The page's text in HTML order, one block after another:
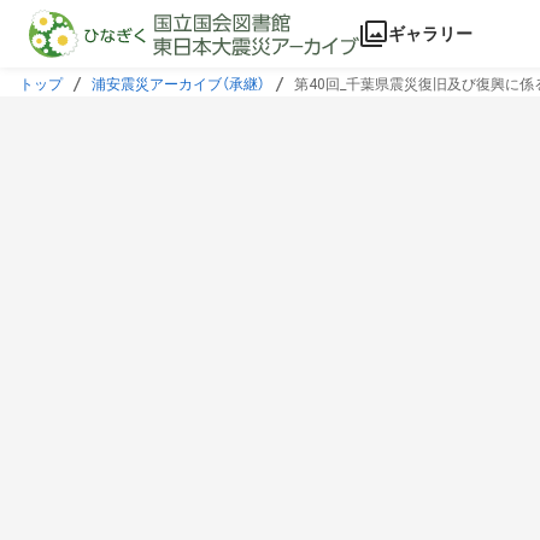
本文に飛ぶ
ギャラリー
トップ 浦安震災アーカイブ（承継） 第40回_千葉県震災復旧及び復興に係